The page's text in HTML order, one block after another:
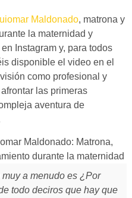
Maldonado, matrona y
la maternidad y
Instagram y, para todos
disponible el video en el
como profesional y
las primeras
aventura de
muy a menudo es ¿Por
todo deciros que hay que